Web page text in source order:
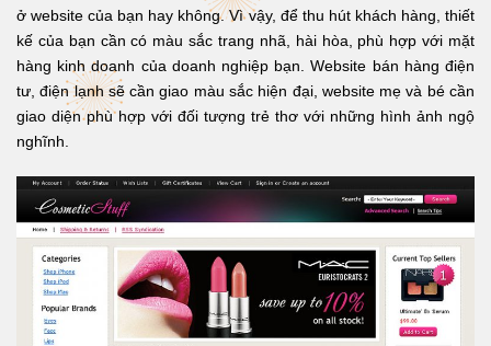
ở website của bạn hay không. Vì vậy, để thu hút khách hàng, thiết
kế của bạn cần có màu sắc trang nhã, hài hòa, phù hợp với mặt
hàng kinh doanh của doanh nghiệp bạn. Website bán hàng điện
tư, điện lạnh sẽ cần giao màu sắc hiện đại, website mẹ và bé cần
giao diện phù hợp với đối tượng trẻ thơ với những hình ảnh ngộ
nghĩnh.